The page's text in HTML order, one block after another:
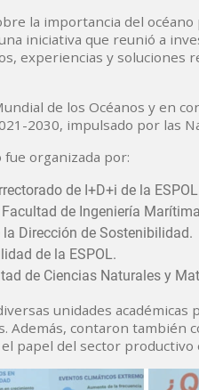
la importancia del
iniciativa que reunió a
experiencias y soluciones
de los Océanos y en
2030, impulsado por las
fue organizada por:
de I+D+i de la
de Ingeniería
Dirección de Sostenibilidad.
de la ESPOL.
de Ciencias Naturales y
unidades
Además, contaron
papel del sector